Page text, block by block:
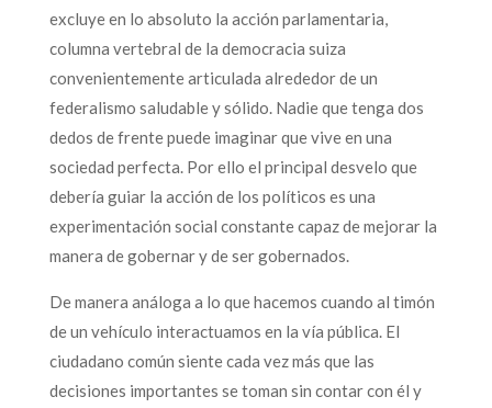
excluye en lo absoluto la acción parlamentaria,
columna vertebral de la democracia suiza
convenientemente articulada alrededor de un
federalismo saludable y sólido. Nadie que tenga dos
dedos de frente puede imaginar que vive en una
sociedad perfecta. Por ello el principal desvelo que
debería guiar la acción de los políticos es una
experimentación social constante capaz de mejorar la
manera de gobernar y de ser gobernados.
De manera análoga a lo que hacemos cuando al timón
de un vehículo interactuamos en la vía pública. El
ciudadano común siente cada vez más que las
decisiones importantes se toman sin contar con él y